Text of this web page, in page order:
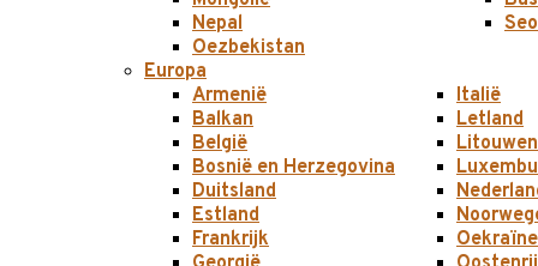
Nepal
Oezbekistan
Europa
Armenië
Balkan
België
Bosnië en Herzegovina
Duitsland
Estland
Frankrijk
Italië
Letland
Litouwen
Oekraïne